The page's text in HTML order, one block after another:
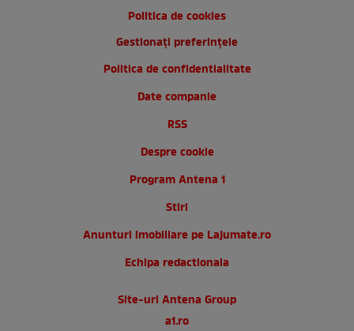
Politica de cookies
Gestionați preferințele
Politica de confidentialitate
Date companie
RSS
Despre cookie
Program Antena 1
Stiri
Anunturi imobiliare pe Lajumate.ro
Echipa redactionala
Site-uri Antena Group
a1.ro